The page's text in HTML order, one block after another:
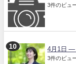
3件のビュ
4月1日 ―
3件のビュ